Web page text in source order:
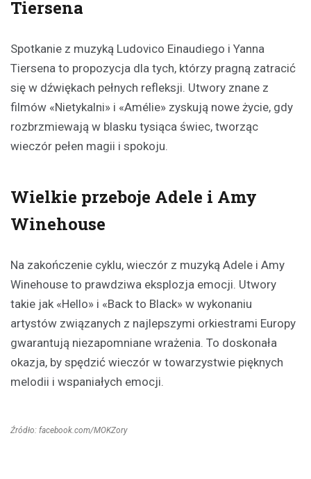
Tiersena
Spotkanie z muzyką Ludovico Einaudiego i Yanna
Tiersena to propozycja dla tych, którzy pragną zatracić
się w dźwiękach pełnych refleksji. Utwory znane z
filmów «Nietykalni» i «Amélie» zyskują nowe życie, gdy
rozbrzmiewają w blasku tysiąca świec, tworząc
wieczór pełen magii i spokoju.
Wielkie przeboje Adele i Amy
Winehouse
Na zakończenie cyklu, wieczór z muzyką Adele i Amy
Winehouse to prawdziwa eksplozja emocji. Utwory
takie jak «Hello» i «Back to Black» w wykonaniu
artystów związanych z najlepszymi orkiestrami Europy
gwarantują niezapomniane wrażenia. To doskonała
okazja, by spędzić wieczór w towarzystwie pięknych
melodii i wspaniałych emocji.
Źródło: facebook.com/MOKZory